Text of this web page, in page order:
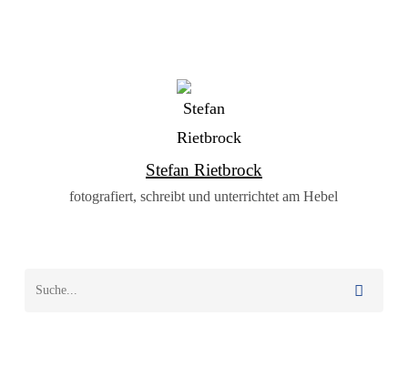
Stefan Rietbrock
fotografiert, schreibt und unterrichtet am Hebel